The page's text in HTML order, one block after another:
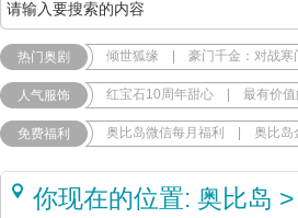
热门奥剧 倾世狐缘 豪门千金：对战寒
人气服饰 红宝石10周年甜心 最有价
免费福利 奥比岛微信每月福利 奥比岛
你现在的位置: 奥比岛 >